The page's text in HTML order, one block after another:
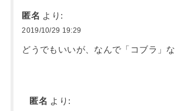
匿名 より:
2019/10/29 19:29
どうでもいいが、なんで「コブラ」な
匿名 より: